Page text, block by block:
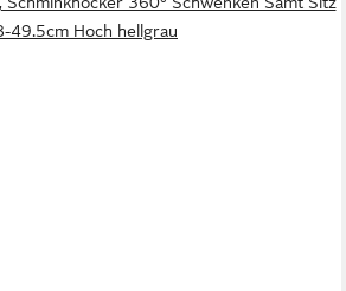
49.5cm Hoch hellgrau